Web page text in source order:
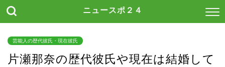
ニュースポ２４
芸能人の歴代彼氏・現在彼氏
片瀬那奈の歴代彼氏や現在は結婚して